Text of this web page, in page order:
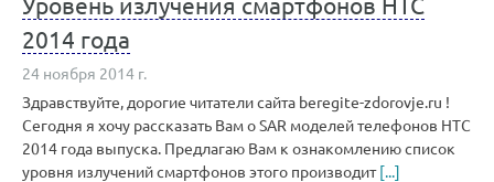
2014 года
24 ноября 2014 г.
Здравствуйте, дорогие читатели сайта beregite-zdorovje.ru !
Сегодня я хочу рассказать Вам о SAR моделей телефонов НТС
2014 года выпуска. Предлагаю Вам к ознакомлению список
уровня излучений смартфонов этого производит[...]